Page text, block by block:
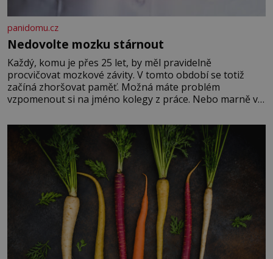
panidomu.cz
Nedovolte mozku stárnout
Každý, komu je přes 25 let, by měl pravidelně
procvičovat mozkové závity. V tomto období se totiž
začíná zhoršovat paměť. Možná máte problém
vzpomenout si na jméno kolegy z práce. Nebo marně v
Je to opravdu tak, s věkem jako kdyby se paměť
rozhodla stávkovat. Cvičte